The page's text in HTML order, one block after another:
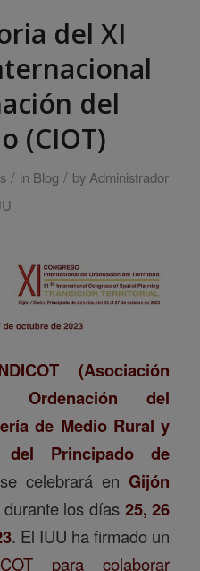
del XI
del
(CIOT)
/ in Blog / by Administrador
(Asociación
Ordenación del
de Medio Rural y
del Principado de
celebrará en Gijón
durante los días 25, 26
. El IUU ha firmado un
para colaborar